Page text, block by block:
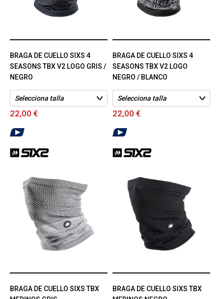
BRAGA DE CUELLO SIXS 4
SEASONS TBX V2 LOGO GRIS /
NEGRO
22,00 €
BRAGA DE CUELLO SIXS 4
SEASONS TBX V2 LOGO
NEGRO / BLANCO
22,00 €
BRAGA DE CUELLO SIXS TBX
BRAGA DE CUELLO SIXS TBX